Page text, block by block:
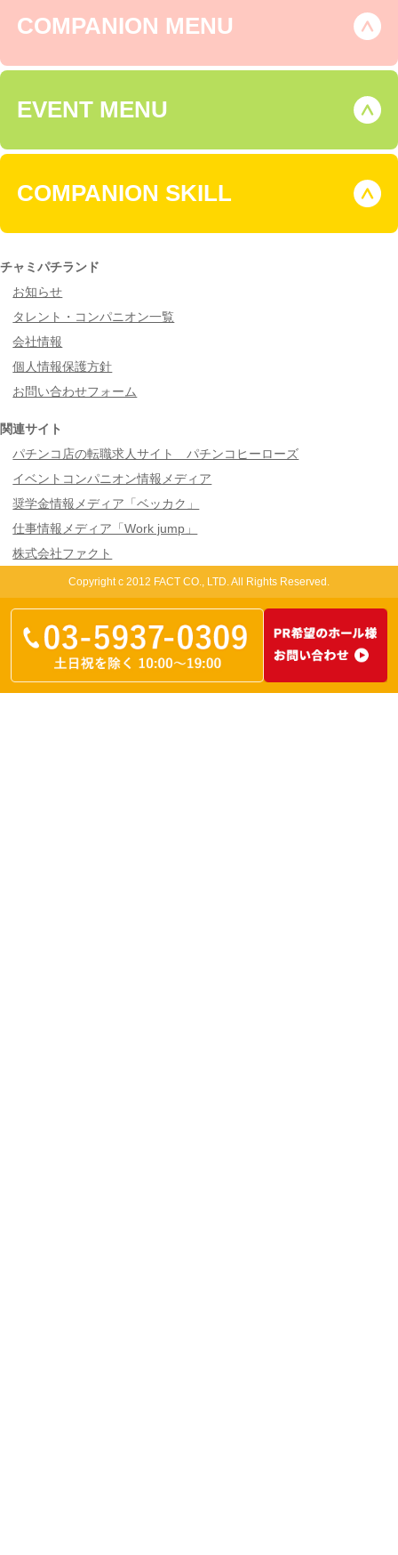
COMPANION MENU
EVENT MENU
COMPANION SKILL
チャミパチランド
お知らせ
タレント・コンパニオン一覧
会社情報
個人情報保護方針
お問い合わせフォーム
関連サイト
パチンコ店の転職求人サイト パチンコヒーローズ
イベントコンパニオン情報メディア
奨学金情報メディア「ベッカク」
仕事情報メディア「Work jump」
株式会社ファクト
Copyright c 2012 FACT CO., LTD. All Rights Reserved.